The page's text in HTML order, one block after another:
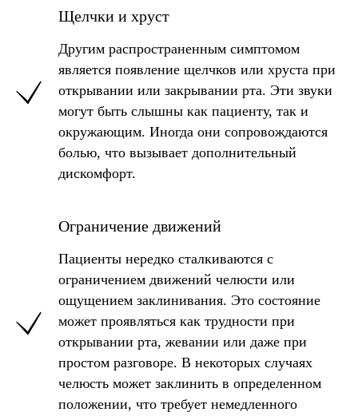
Щелчки и хруст
Другим распространенным симптомом
является появление щелчков или хруста при
открывании или закрывании рта. Эти звуки
могут быть слышны как пациенту, так и
окружающим. Иногда они сопровождаются
болью, что вызывает дополнительный
дискомфорт.
Ограничение движений
Пациенты нередко сталкиваются с
ограничением движений челюсти или
ощущением заклинивания. Это состояние
может проявляться как трудности при
открывании рта, жевании или даже при
простом разговоре. В некоторых случаях
челюсть может заклинить в определенном
положении, что требует немедленного